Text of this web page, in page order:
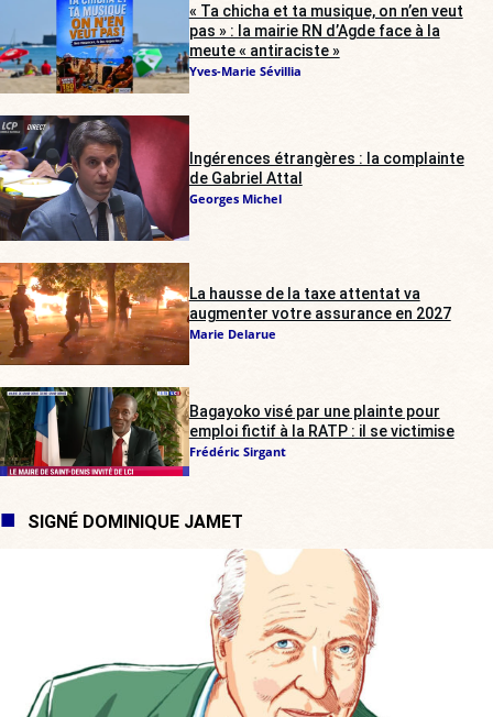
« Ta chicha et ta musique, on n’en veut
pas » : la mairie RN d’Agde face à la
meute « antiraciste »
Yves-Marie Sévillia
Ingérences étrangères : la complainte
de Gabriel Attal
Georges Michel
La hausse de la taxe attentat va
augmenter votre assurance en 2027
Marie Delarue
Bagayoko visé par une plainte pour
emploi fictif à la RATP : il se victimise
Frédéric Sirgant
SIGNÉ DOMINIQUE JAMET